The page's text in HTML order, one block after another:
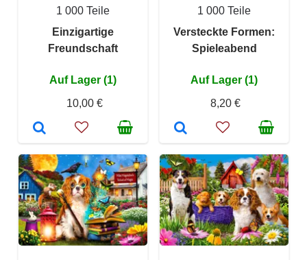
1 000 Teile
Einzigartige
Freundschaft
Auf Lager (1)
10,00 €
1 000 Teile
Versteckte Formen:
Spieleabend
Auf Lager (1)
8,20 €